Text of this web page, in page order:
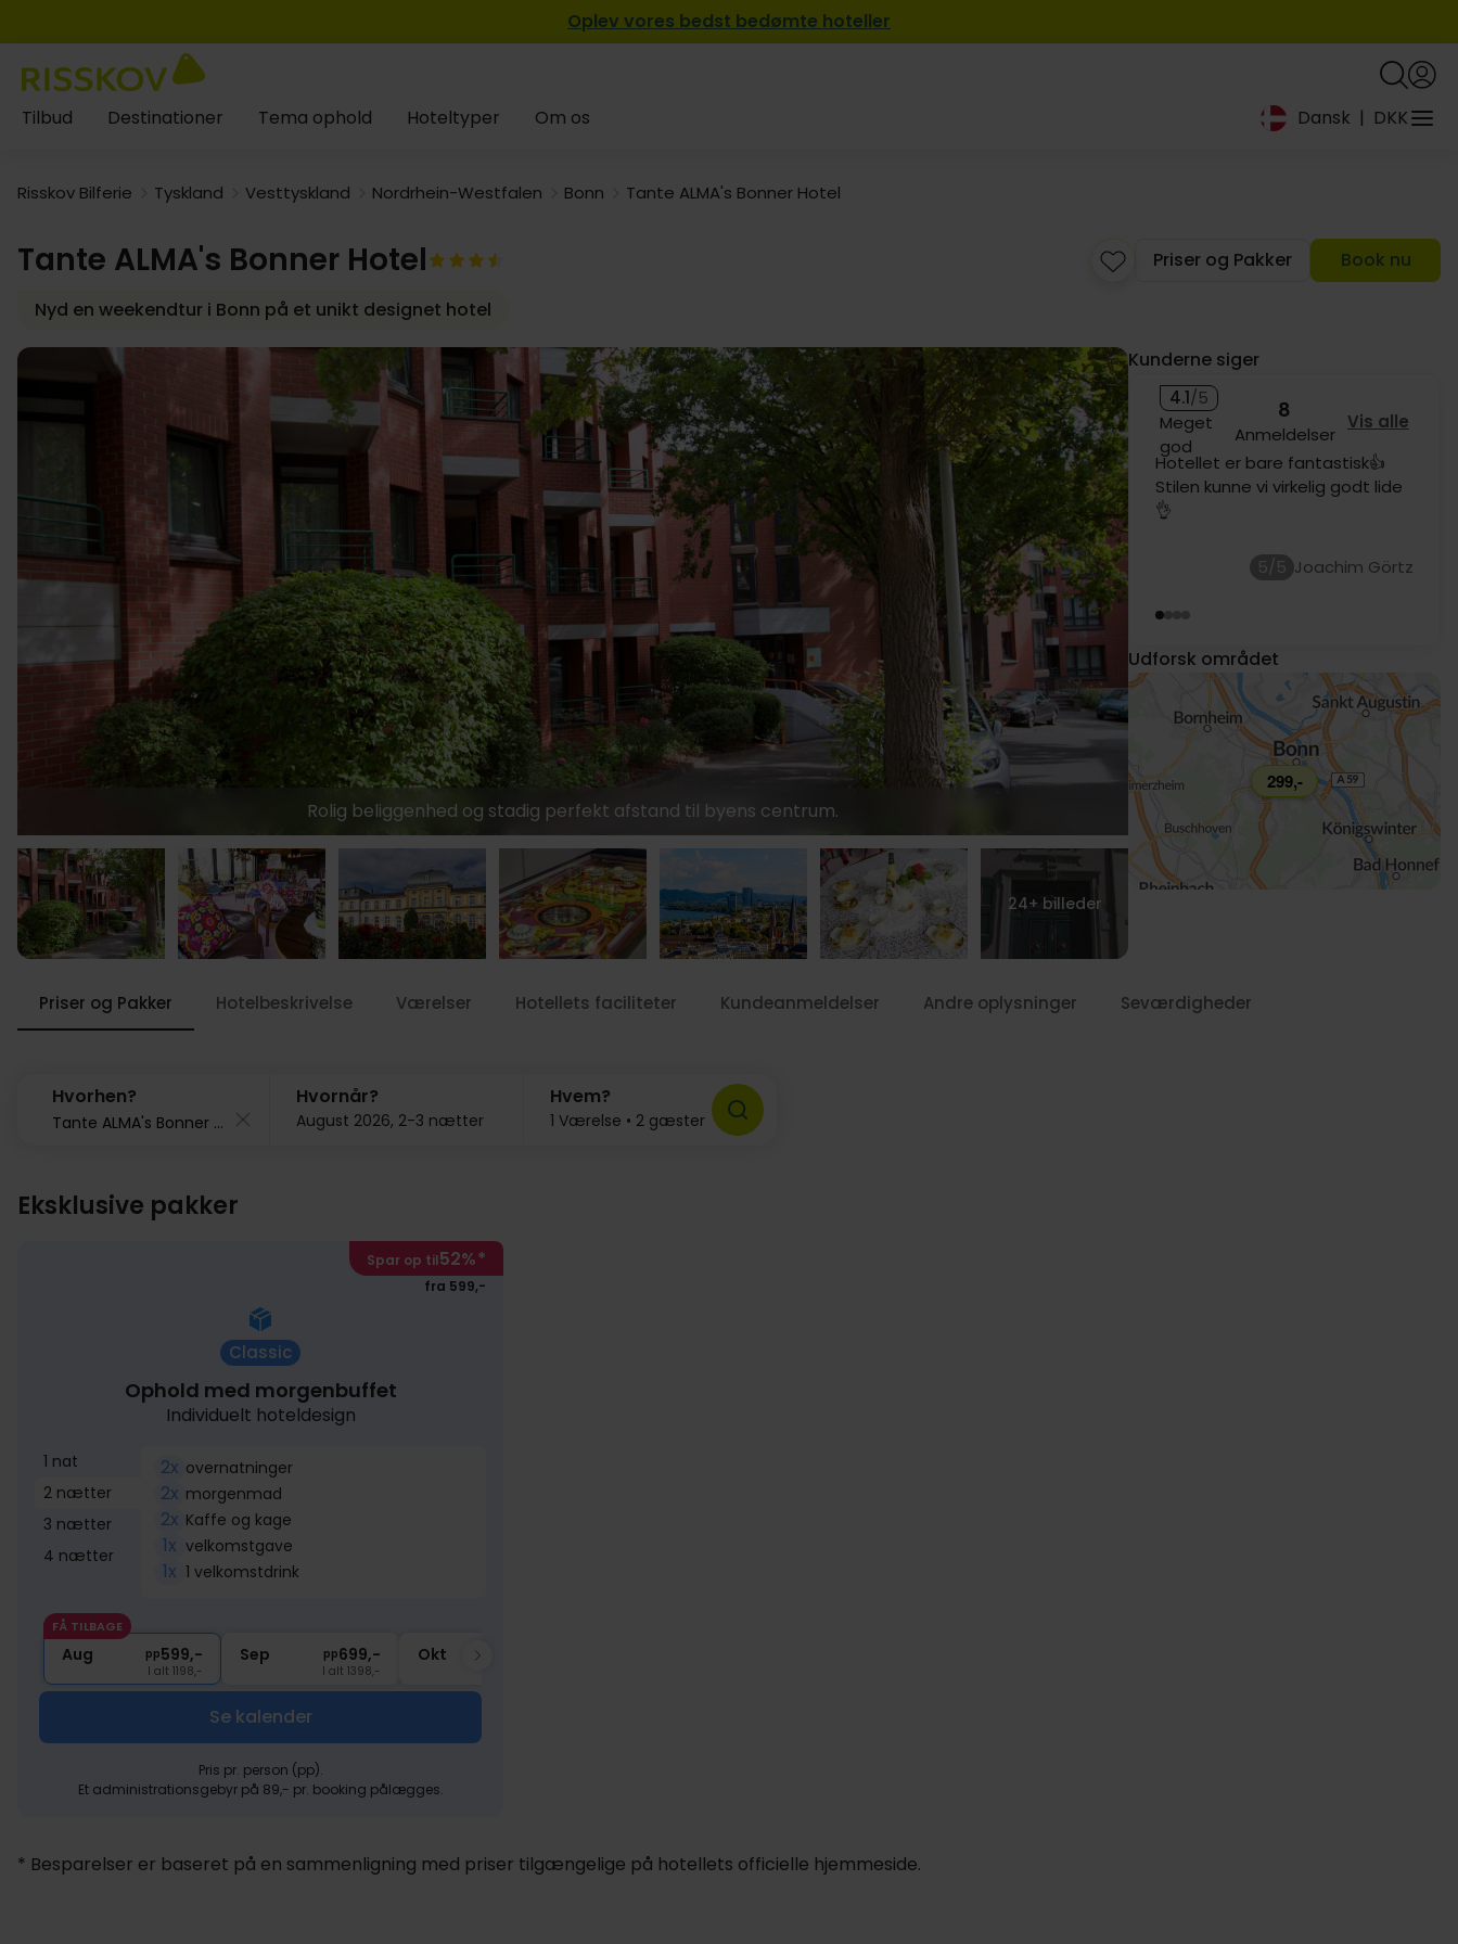
Oplev vores bedst bedømte hoteller
Tilbud Destinationer Tema ophold Hoteltyper Om os Dansk | DKK
Risskov Bilferie Tyskland Vesttyskland Nordrhein-Westfalen Bonn Tante ALMA's Bonner Hotel
Tante ALMA's Bonner Hotel Priser og Pakker
Book nu
Nyd en weekendtur i Bonn på et unikt designet hotel
Rolig beliggenhed og stadig perfekt afstand til byens centrum.
24+ billeder
Kunderne siger
4.1/5
Meget
god
8
Anmeldelser
Vis alle
Et rigtig dejligt hotel, så
hyggeligt og personalet var
meget venligt.
5/5 Birgit Bosse
Udforsk området
299,-
Priser og Pakker Hotelbeskrivelse Værelser Hotellets faciliteter Kundeanmeldelser Andre oplysninger Seværdigheder
Hvorhen? Hvornår?
August 2026, 2-3 nætter
Hvem?
1 Værelse • 2 gæster
Eksklusive pakker
Spar op til52%*
fra 599,-
Classic
Ophold med morgenbuffet
Individuelt hoteldesign
1 nat
2 nætter
3 nætter
4 nætter
2x overnatninger
2x morgenmad
2x Kaffe og kage
1x velkomstgave
1x 1 velkomstdrink
FÅ TILBAGE
Aug pp599,-
I alt 1198,-
Sep pp699,-
I alt 1398,-
Okt
Se kalender
Pris pr. person (pp).
Et administrationsgebyr på 89,- pr. booking pålægges.
* Besparelser er baseret på en sammenligning med priser tilgængelige på hotellets officielle hjemmeside.